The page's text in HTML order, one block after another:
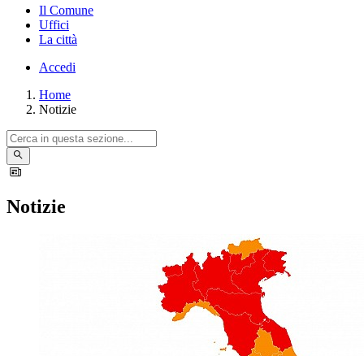
Il Comune
Uffici
La città
Accedi
Home
Notizie
Notizie